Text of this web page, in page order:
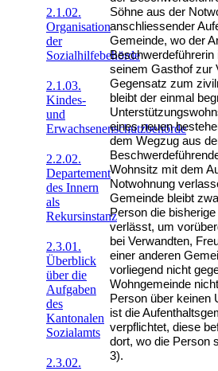
2.1.02.
Organisation
der
Sozialhilfebehörde
2.1.03.
Kindes-
und
Erwachsenenschutzbehörde
2.2.02.
Departement
des Innern
als
Rekursinstanz
2.3.01.
Überblick
über die
Aufgaben
des
Kantonalen
Sozialamts
2.3.02.
Söhne aus der
anschliessender
Gemeinde, wo der
Beschwerdeführerin
seinem Gasthof zur
Gegensatz zum
bleibt der einmal
eines neuen
dem Wegzug aus
Wohnsitz mit dem
Notwohnung
Gemeinde bleibt
Person die
verlässt, um
bei Verwandten,
einer anderen
vorliegend nicht
Wohngemeinde
Person über keinen
ist die
verpflichtet, diese
dort, wo die Person
3).